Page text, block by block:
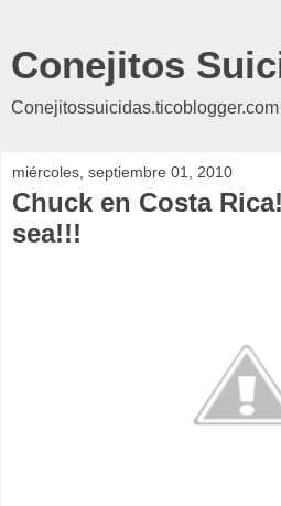
Conejitos
Conejitossuicidas.ticoblogger.com
miércoles, septiembre 01, 2010
Chuck en Costa
sea!!!